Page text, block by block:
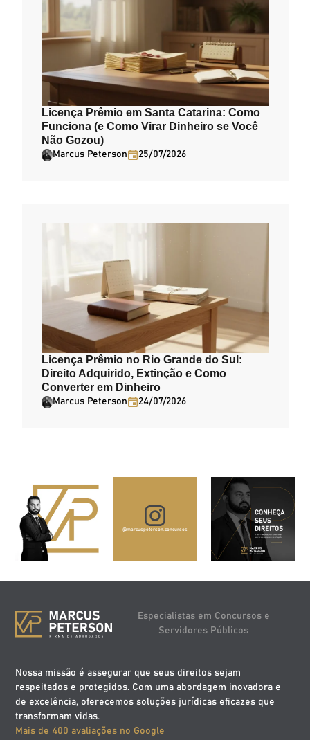
Licença Prêmio em Santa Catarina: Como
Funciona (e Como Virar Dinheiro se Você
Não Gozou)
Marcus Peterson 25/07/2026
Licença Prêmio no Rio Grande do Sul:
Direito Adquirido, Extinção e Como
Converter em Dinheiro
Marcus Peterson 24/07/2026
@marcuspeterson.concursos
Especialistas em Concursos e
Servidores Públicos
Nossa missão é assegurar que seus direitos sejam
respeitados e protegidos. Com uma abordagem inovadora e
de excelência, oferecemos soluções jurídicas eficazes que
transformam vidas.
Mais de 400 avaliações no Google